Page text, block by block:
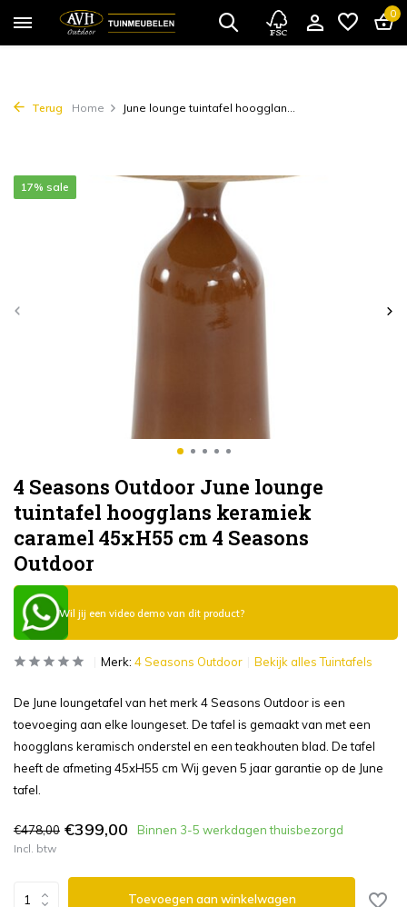
0
Terug Home June lounge tuintafel hoogglan...
4 Seasons Outdoor June lounge
tuintafel hoogglans keramiek
caramel 45xH55 cm 4 Seasons
Outdoor
17% sale
Wil jij een video demo van dit product?
Merk: 4 Seasons Outdoor Bekijk alles Tuintafels
De June loungetafel van het merk 4 Seasons Outdoor is een
toevoeging aan elke loungeset. De tafel is gemaakt van met een
hoogglans keramisch onderstel en een teakhouten blad. De tafel
heeft de afmeting 45xH55 cm Wij geven 5 jaar garantie op de June
tafel.
€478,00 €399,00 Binnen 3-5 werkdagen thuisbezorgd
Incl. btw
Toevoegen aan winkelwagen